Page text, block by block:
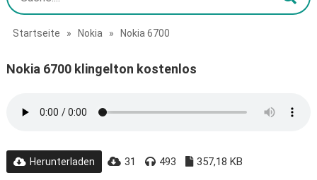
Startseite » Nokia » Nokia 6700
Nokia 6700 klingelton kostenlos
Herunterladen 31 493 357,18 KB